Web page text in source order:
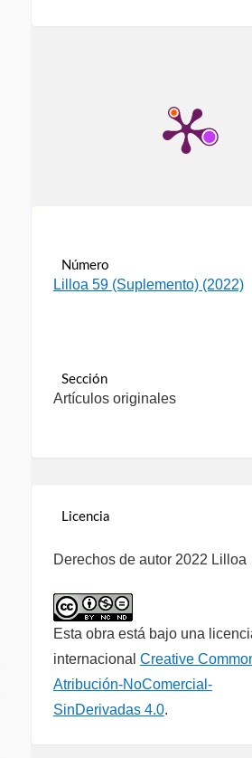
Número
Lilloa 59 (Suplemento) (2022)
Sección
Artículos originales
Licencia
Derechos de autor 2022 Lilloa
Esta obra está bajo una
internacional Creative
Atribución-NoComercial-
SinDerivadas 4.0.